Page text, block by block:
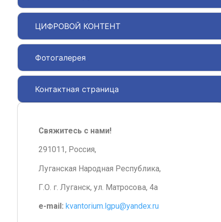
ЦИФРОВОЙ КОНТЕНТ
Фотогалерея
Контактная страница
Свяжитесь с нами!
291011, Россия,
Луганская Народная Республика,
Г.О. г. Луганск, ул. Матросова, 4а
e-mail: kvantorium.lgpu@yandex.ru